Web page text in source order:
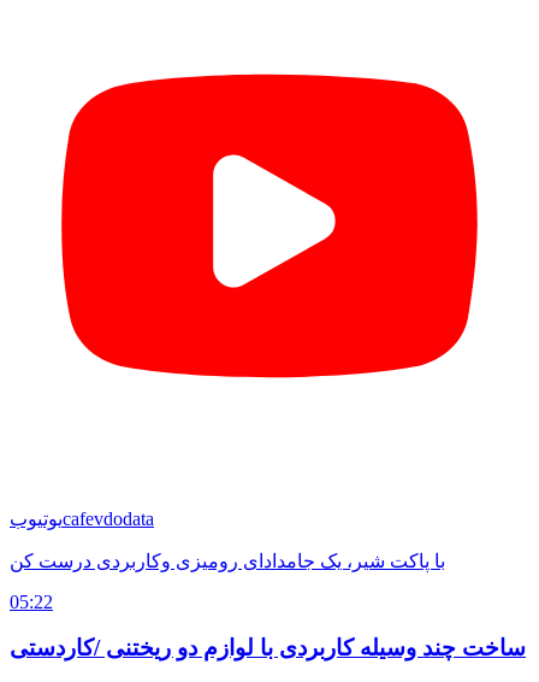
یوتیوبcafevdodata
با پاکت شیر، یک جامدادای رومیزی وکاربردی درست کن
05:22
ساخت چند وسیله کاربردی با لوازم دو ریختنی /کاردستی